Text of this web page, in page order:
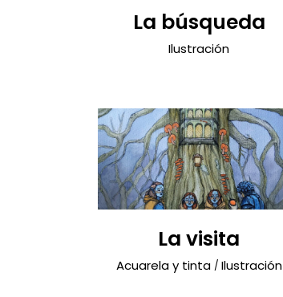
La búsqueda
Ilustración
La visita
Acuarela y tinta Ilustración